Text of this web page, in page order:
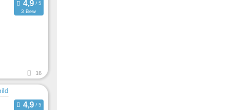
3 Bew.
16